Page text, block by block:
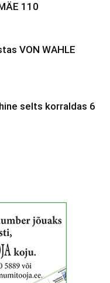
110
VON WAHLE
selts korraldas 6